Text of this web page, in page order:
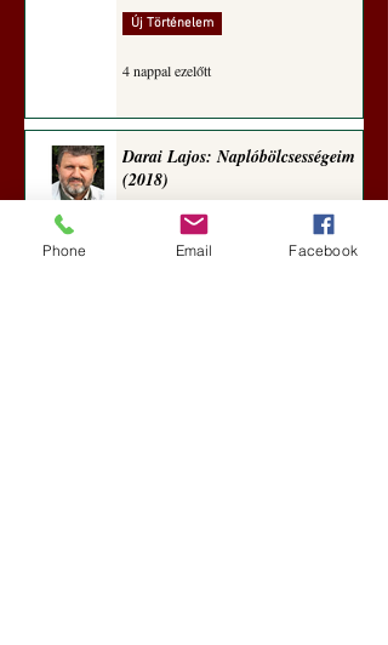
Új Történelem
4 nappal ezelőtt
Darai Lajos: Naplóbölcsességeim
(2018)
Phone Email Facebook